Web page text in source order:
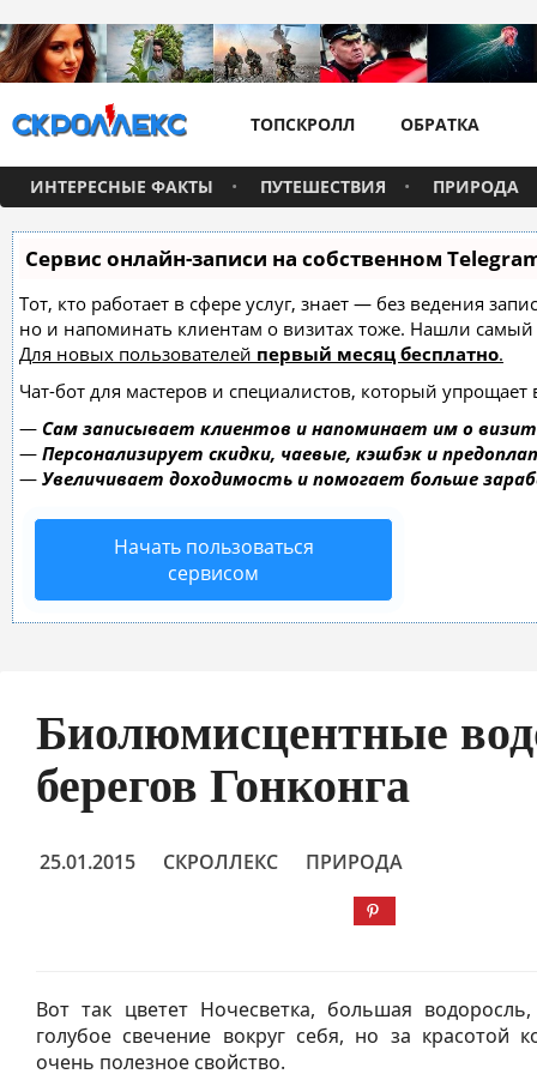
ТОПСКРОЛЛ ОБРАТКА
ИНТЕРЕСНЫЕ ФАКТЫ ПУТЕШЕСТВИЯ ПРИРОДА
Сервис онлайн-записи на собственном
Тот, кто работает в сфере услуг, знает — без ведения
но и напоминать клиентам о визитах тоже. Нашли
Для новых пользователей первый месяц бесплатно.
Чат-бот для мастеров и специалистов, который упрощает
— Сам записывает клиентов и напоминает им о
— Персонализирует скидки, чаевые, кэшбэк и
— Увеличивает доходимость и помогает больше
Начать пользоваться
сервисом
Биолюмисцентные
берегов Гонконга
25.01.2015 СКРОЛЛЕКС ПРИРОДА
Вот так цветет Ночесветка, большая
голубое свечение вокруг себя, но за красотой
очень полезное свойство.